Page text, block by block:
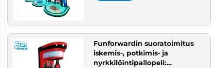
Funforwardin suoratoimitus
iskemis-, potkimis- ja
nyrkkilöintipallopeli: